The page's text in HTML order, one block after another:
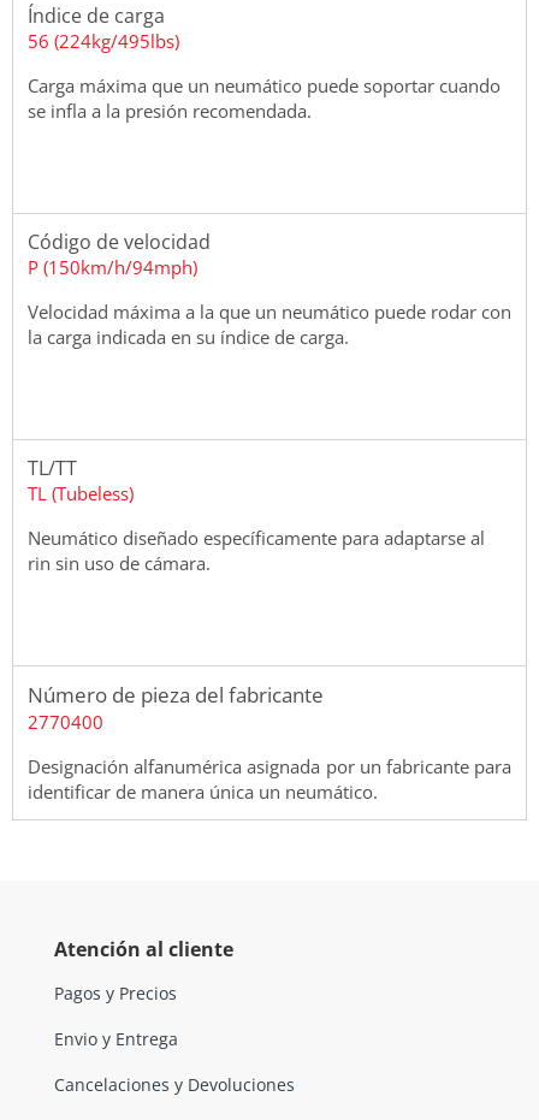
Índice de carga
56 (224kg/495lbs)
Carga máxima que un neumático puede soportar cuando
se infla a la presión recomendada.
Código de velocidad
P (150km/h/94mph)
Velocidad máxima a la que un neumático puede rodar con
la carga indicada en su índice de carga.
TL/TT
TL (Tubeless)
Neumático diseñado específicamente para adaptarse al
rin sin uso de cámara.
Número de pieza del fabricante
2770400
Designación alfanumérica asignada por un fabricante para
identificar de manera única un neumático.
Atención al cliente
Pagos y Precios
Envio y Entrega
Cancelaciones y Devoluciones